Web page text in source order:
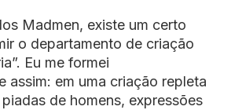
Madmen, existe um certo
o departamento de criação
Eu me formei
assim: em uma criação repleta
de homens, expressões